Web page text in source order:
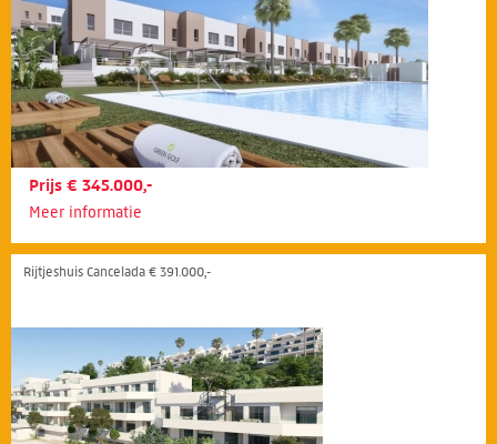
Prijs € 345.000,-
Meer informatie
Rijtjeshuis Cancelada € 391.000,-